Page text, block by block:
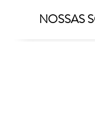
NOSSAS